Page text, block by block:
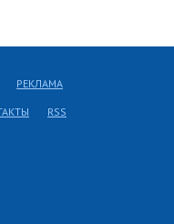
РЕКЛАМА
RSS